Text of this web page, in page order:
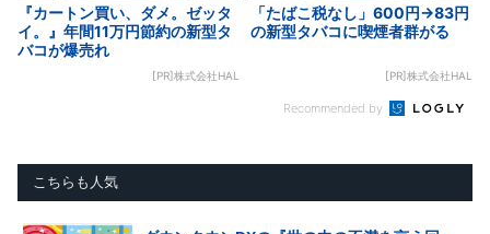
『カートン買い、ダメ。ゼッタ
イ。』年間11万円節約の新型タ
バコが爆売れ
[PR]株式会社HAL
「たばこ税なし」600円→83円
の新型タバコに喫煙者群がる
[PR]株式会社HAL
Recommended by
こちらも人気